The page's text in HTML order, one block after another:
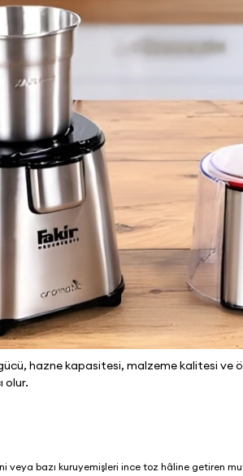
hazne kapasitesi, malzeme kalitesi ve
olur.
bazı kuruyemişleri ince toz hâline getiren